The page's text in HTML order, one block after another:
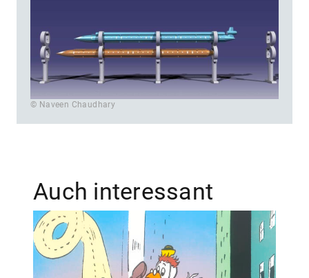
© Naveen Chaudhary
Auch interessant